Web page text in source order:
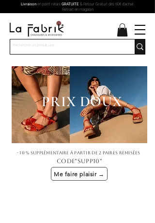
Livraisonen point relais GRATUITE& Retour Gratuit dès 60€ d'achat.
Retrait en magasin
PRIX DOUX
- 10 % supplémentaire à partir de 2 paires remisées
code"SUPP10"
Me faire plaisir →